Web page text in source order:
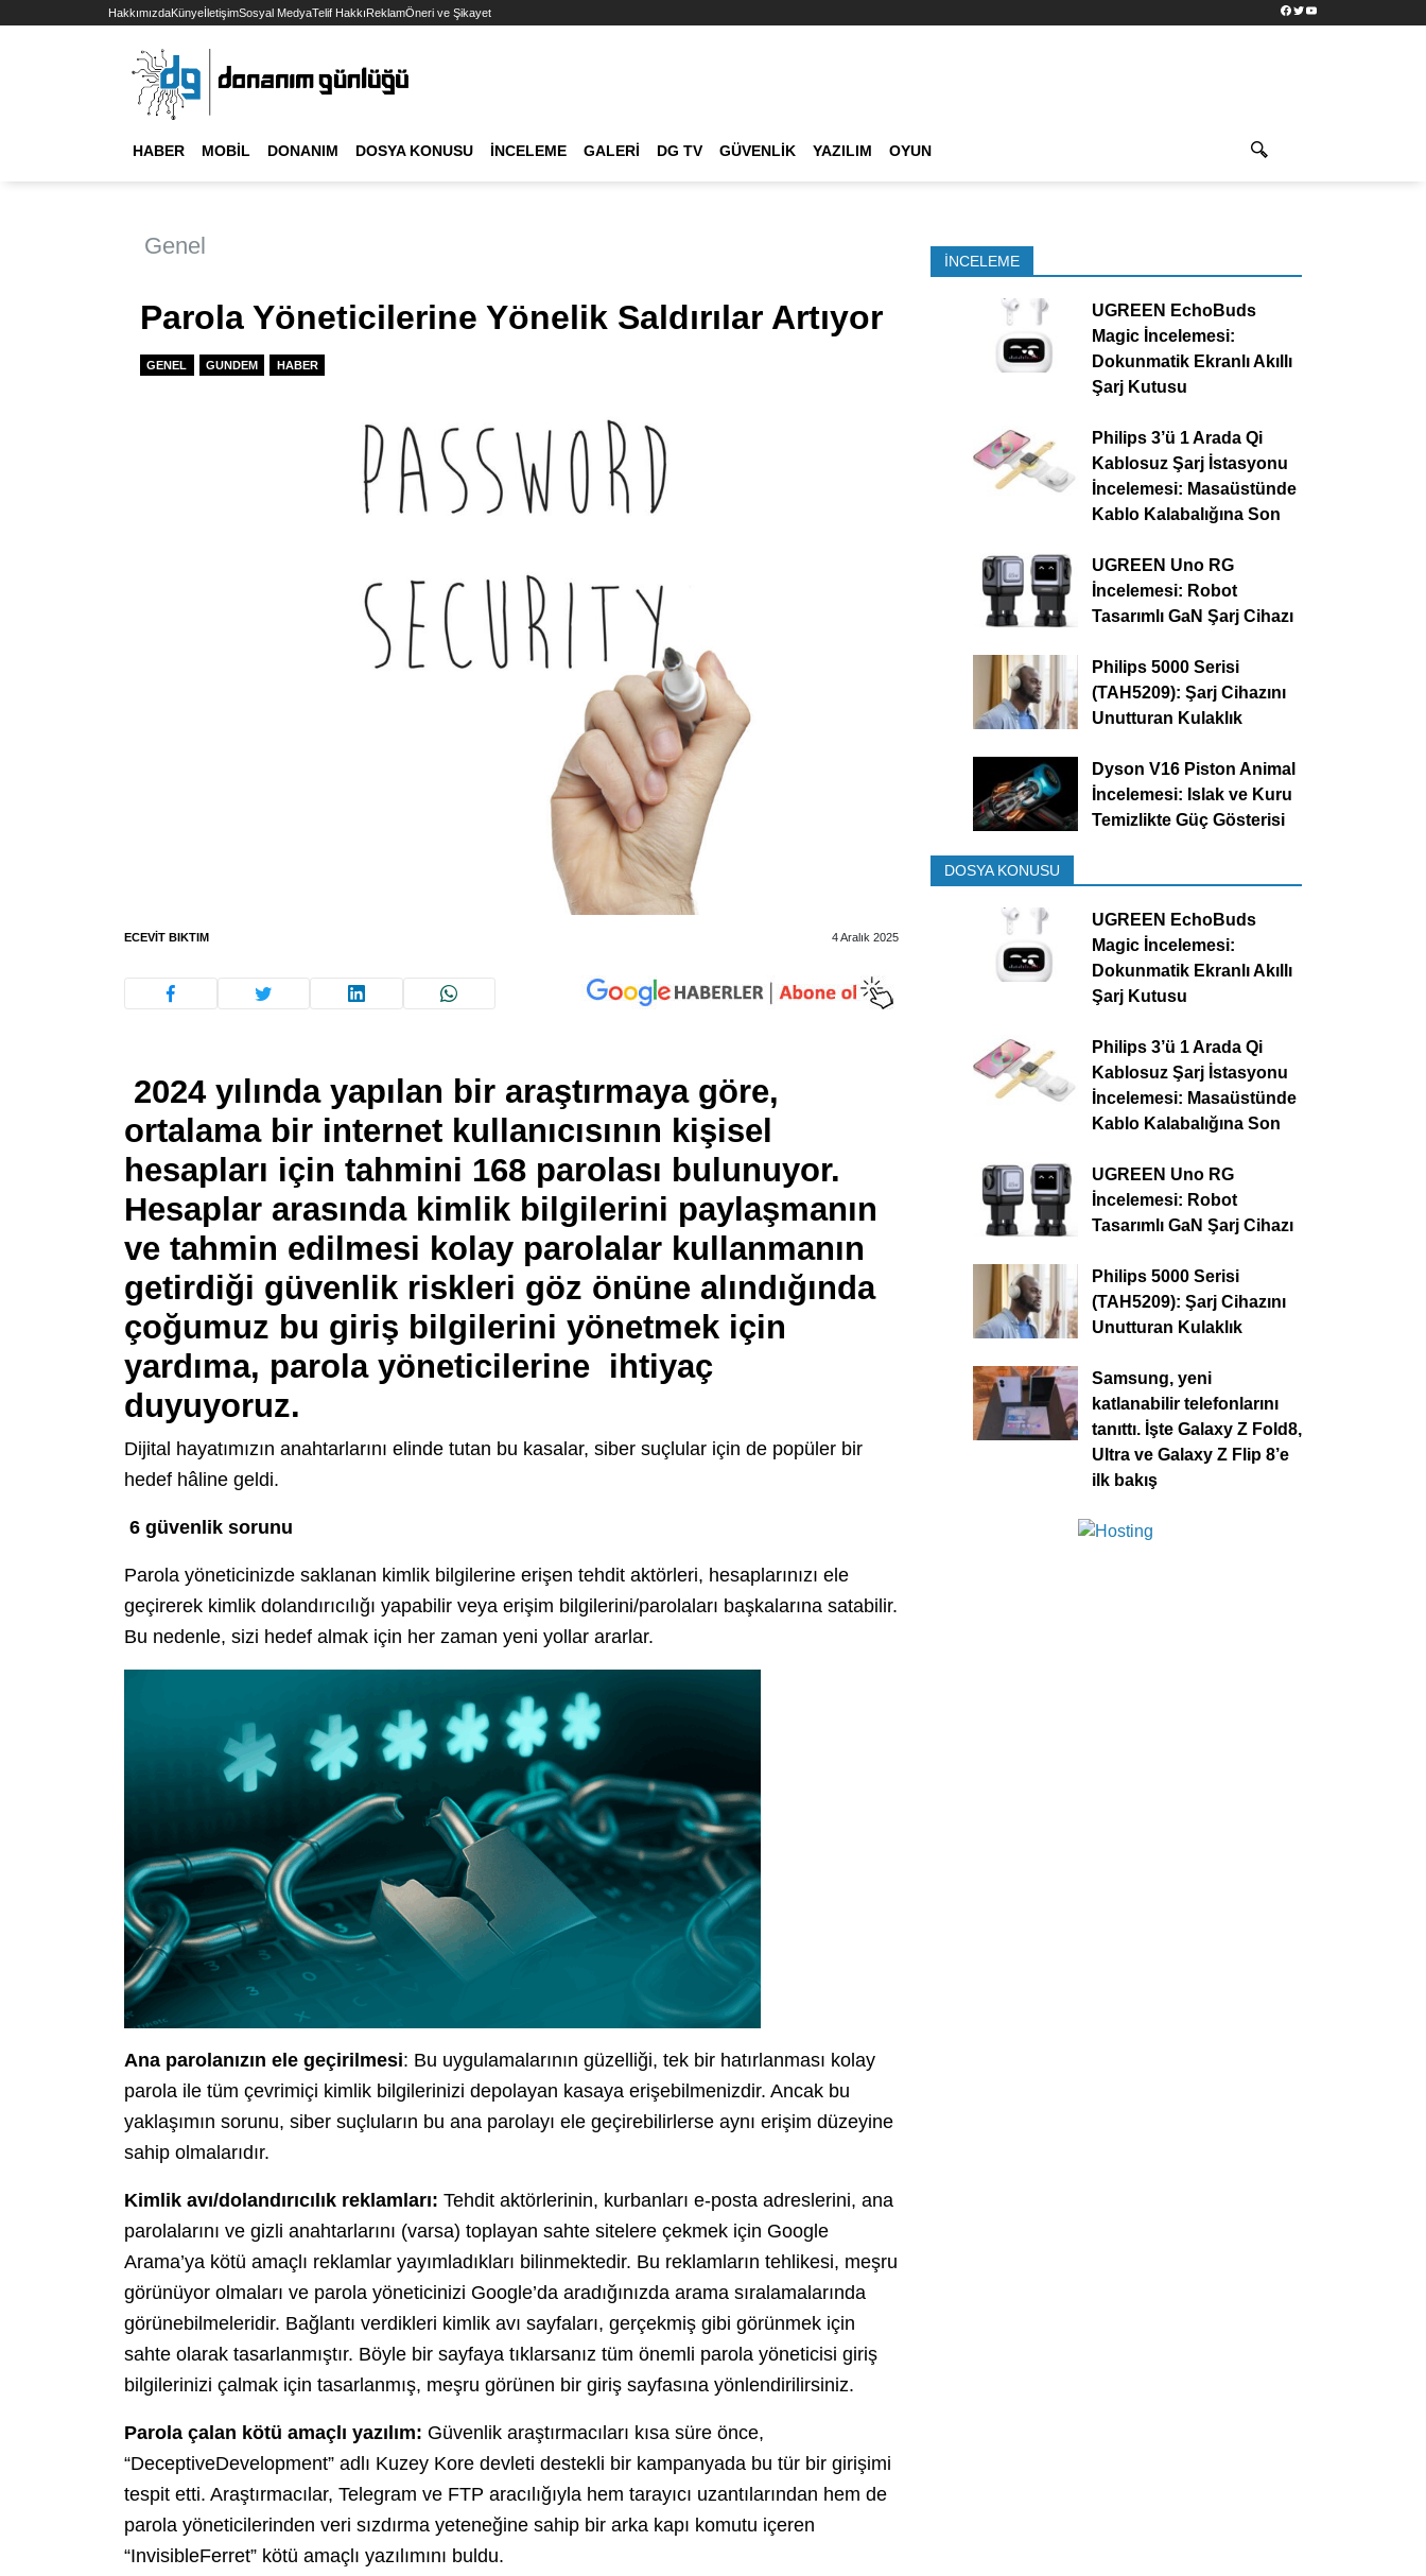
HakkımızdaKünyeİletişimSosyal MedyaTelif HakkıReklamÖneri ve Şikayet Facebook
TwitterYouTube
HABER MOBIL DONANIM DOSYA KONUSU İNCELEME GALERI DG TV GÜVENLIK YAZILIM OYUN
Genel
Parola Yöneticilerine Yönelik Saldırılar Artıyor
GENEL GUNDEM HABER
ECEVIT BIKTIM 4 Aralık 2025
2024 yılında yapılan bir araştırmaya göre,
ortalama bir internet kullanıcısının kişisel
hesapları için tahmini 168 parolası bulunuyor.
Hesaplar arasında kimlik bilgilerini paylaşmanın
ve tahmin edilmesi kolay parolalar kullanmanın
getirdiği güvenlik riskleri göz önüne alındığında
çoğumuz bu giriş bilgilerini yönetmek için
yardıma, parola yöneticilerine ihtiyaç
duyuyoruz.
Dijital hayatımızın anahtarlarını elinde tutan bu kasalar, siber suçlular için de popüler bir
hedef hâline geldi.
6 güvenlik sorunu
Parola yöneticinizde saklanan kimlik bilgilerine erişen tehdit aktörleri, hesaplarınızı ele
geçirerek kimlik dolandırıcılığı yapabilir veya erişim bilgilerini/parolaları başkalarına satabilir.
Bu nedenle, sizi hedef almak için her zaman yeni yollar ararlar.
Ana parolanızın ele geçirilmesi: Bu uygulamalarının güzelliği, tek bir hatırlanması kolay
parola ile tüm çevrimiçi kimlik bilgilerinizi depolayan kasaya erişebilmenizdir. Ancak bu
yaklaşımın sorunu, siber suçluların bu ana parolayı ele geçirebilirlerse aynı erişim düzeyine
sahip olmalarıdır.
Kimlik avı/dolandırıcılık reklamları: Tehdit aktörlerinin, kurbanları e-posta adreslerini, ana
parolalarını ve gizli anahtarlarını (varsa) toplayan sahte sitelere çekmek için Google
Arama’ya kötü amaçlı reklamlar yayımladıkları bilinmektedir. Bu reklamların tehlikesi, meşru
görünüyor olmaları ve parola yöneticinizi Google’da aradığınızda arama sıralamalarında
görünebilmeleridir. Bağlantı verdikleri kimlik avı sayfaları, gerçekmiş gibi görünmek için
sahte olarak tasarlanmıştır. Böyle bir sayfaya tıklarsanız tüm önemli parola yöneticisi giriş
bilgilerinizi çalmak için tasarlanmış, meşru görünen bir giriş sayfasına yönlendirilirsiniz.
Parola çalan kötü amaçlı yazılım: Güvenlik araştırmacıları kısa süre önce,
“DeceptiveDevelopment” adlı Kuzey Kore devleti destekli bir kampanyada bu tür bir girişimi
tespit etti. Araştırmacılar, Telegram ve FTP aracılığıyla hem tarayıcı uzantılarından hem de
parola yöneticilerinden veri sızdırma yeteneğine sahip bir arka kapı komutu içeren
“InvisibleFerret” kötü amaçlı yazılımını buldu.
İNCELEME
UGREEN EchoBuds
Magic İncelemesi:
Dokunmatik Ekranlı Akıllı
Şarj Kutusu
Philips 3’ü 1 Arada Qi
Kablosuz Şarj İstasyonu
İncelemesi: Masaüstünde
Kablo Kalabalığına Son
UGREEN Uno RG
İncelemesi: Robot
Tasarımlı GaN Şarj Cihazı
Philips 5000 Serisi
(TAH5209): Şarj Cihazını
Unutturan Kulaklık
Dyson V16 Piston Animal
İncelemesi: Islak ve Kuru
Temizlikte Güç Gösterisi
DOSYA KONUSU
UGREEN EchoBuds
Magic İncelemesi:
Dokunmatik Ekranlı Akıllı
Şarj Kutusu
Philips 3’ü 1 Arada Qi
Kablosuz Şarj İstasyonu
İncelemesi: Masaüstünde
Kablo Kalabalığına Son
UGREEN Uno RG
İncelemesi: Robot
Tasarımlı GaN Şarj Cihazı
Philips 5000 Serisi
(TAH5209): Şarj Cihazını
Unutturan Kulaklık
Samsung, yeni
katlanabilir telefonlarını
tanıttı. İşte Galaxy Z Fold8,
Ultra ve Galaxy Z Flip 8’e
ilk bakış